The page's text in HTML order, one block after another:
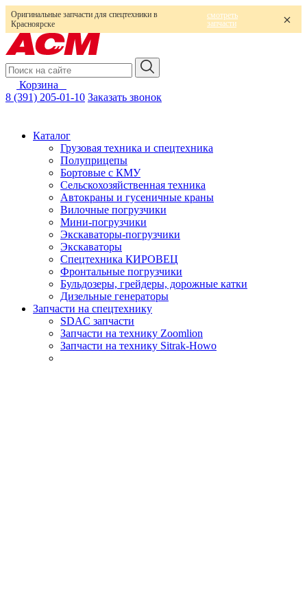
Оригинальные запчасти для спецтехники в
Красноярске
смотреть
запчасти
Корзина
8 (391) 205-01-10 Заказать звонок
Каталог
Грузовая техника и спецтехника
Полуприцепы
Бортовые с КМУ
Сельскохозяйственная техника
Автокраны и гусеничные краны
Вилочные погрузчики
Мини-погрузчики
Экскаваторы-погрузчики
Экскаваторы
Спецтехника КИРОВЕЦ
Фронтальные погрузчики
Бульдозеры, грейдеры, дорожные катки
Дизельные генераторы
Запчасти на спецтехнику
SDAC запчасти
Запчасти на технику Zoomlion
Запчасти на технику Sitrak-Howo